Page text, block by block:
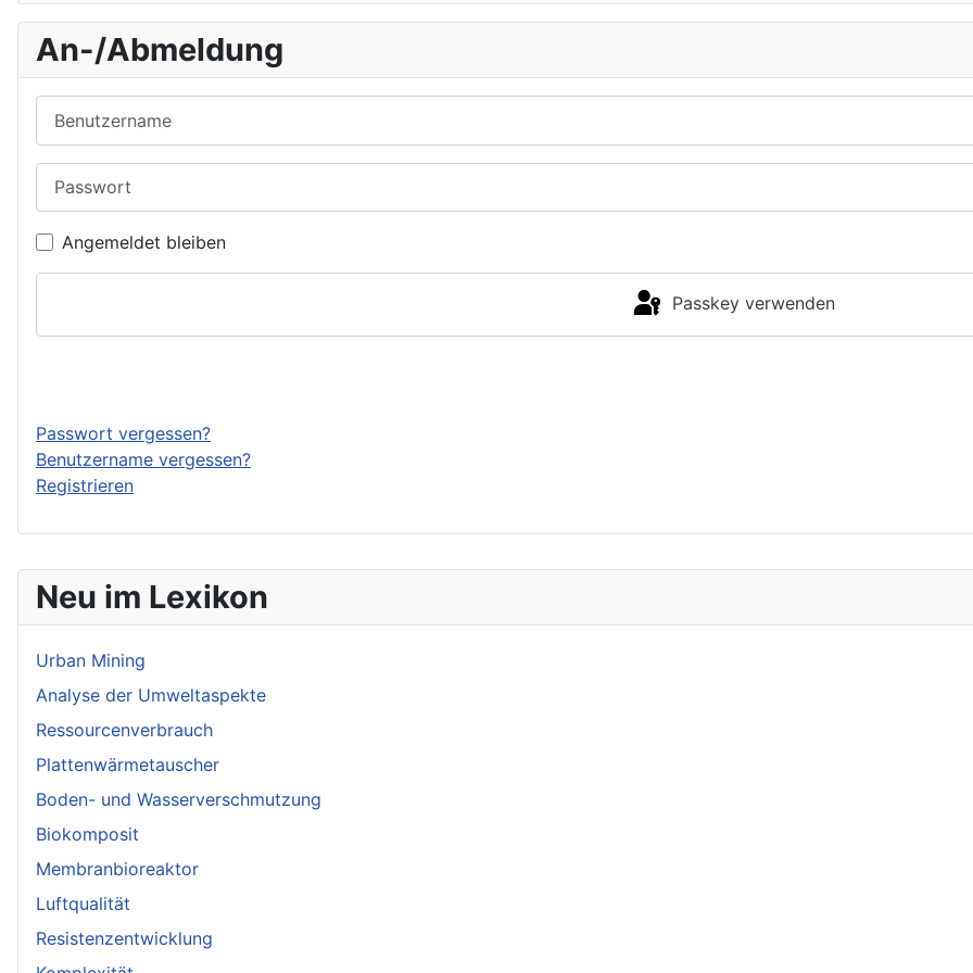
Neu im Lexikon
Urban Mining
Analyse der Umweltaspekte
Ressourcenverbrauch
Plattenwärmetauscher
Boden- und Wasserverschmutzung
Biokomposit
Membranbioreaktor
Luftqualität
Resistenzentwicklung
An-/Abmeldung
Angemeldet bleiben
Passkey verwenden
Passwort vergessen?
Benutzername vergessen?
Registrieren